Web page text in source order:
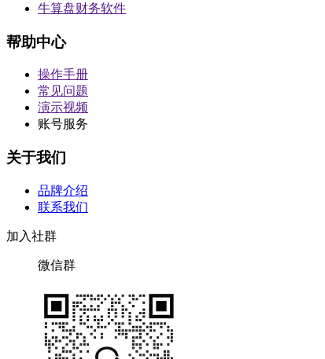
牛算盘财务软件
帮助中心
操作手册
常见问题
演示视频
账号服务
关于我们
品牌介绍
联系我们
加入社群
微信群